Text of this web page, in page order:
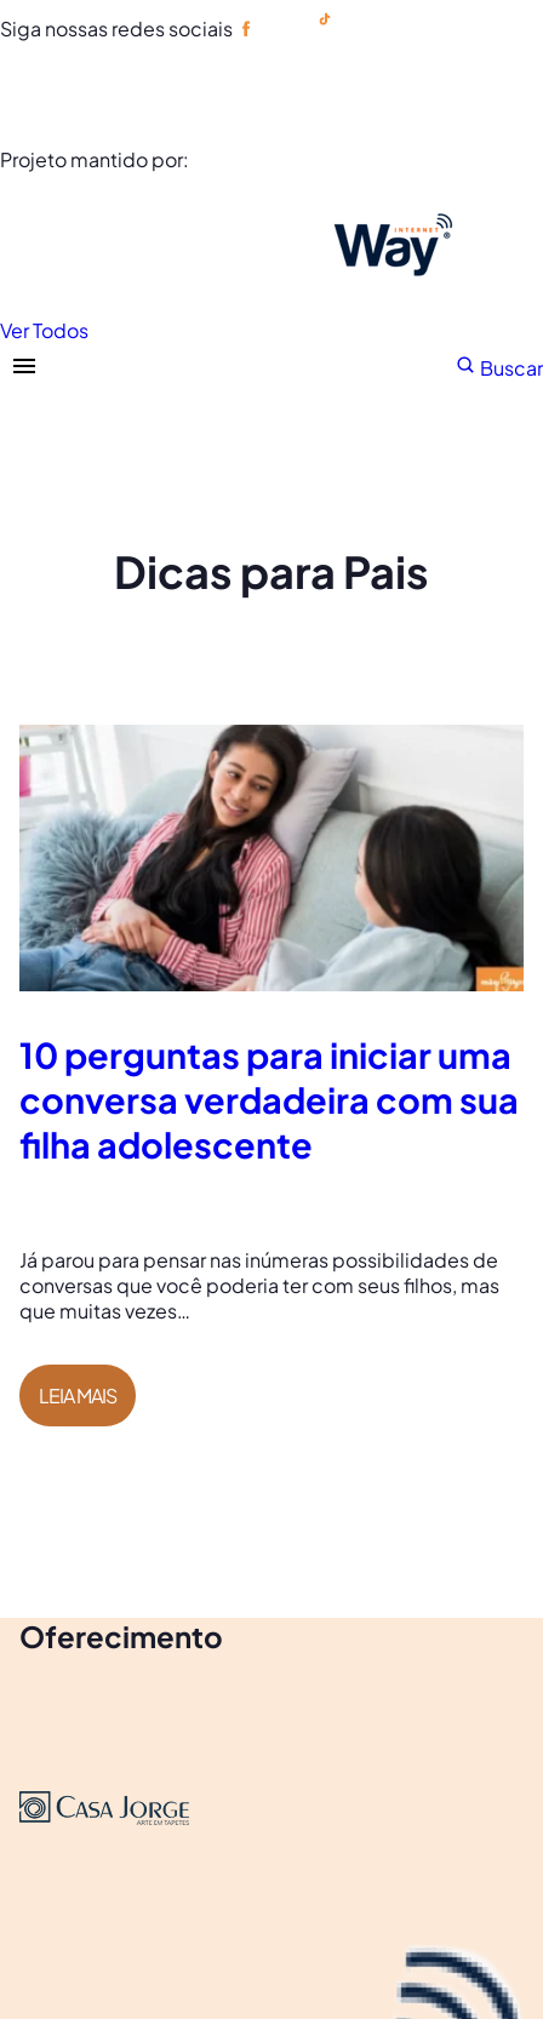
Siga nossas redes sociais
Projeto mantido por:
Ver Todos
Buscar
Dicas para Pais
10 perguntas para iniciar uma
conversa verdadeira com sua
filha adolescente
Já parou para pensar nas inúmeras possibilidades de
conversas que você poderia ter com seus filhos, mas
que muitas vezes…
LEIA MAIS
Oferecimento